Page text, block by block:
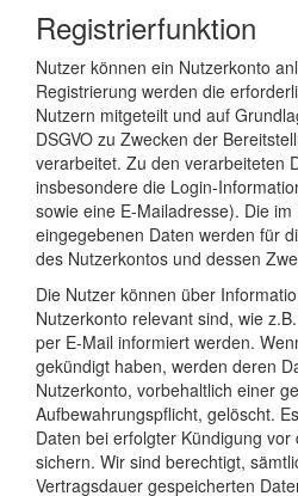
Registrierfunktion
Nutzer können ein Nutzerkonto
Registrierung werden die
Nutzern mitgeteilt und auf
DSGVO zu Zwecken der
verarbeitet. Zu den verarbeiteten
insbesondere die Login-
sowie eine E-Mailadresse). Die
eingegebenen Daten werden für
des Nutzerkontos und dessen
Die Nutzer können über
Nutzerkonto relevant sind, wie
per E-Mail informiert werden.
gekündigt haben, werden deren
Nutzerkonto, vorbehaltlich einer
Aufbewahrungspflicht, gelöscht.
Daten bei erfolgter Kündigung vor
sichern. Wir sind berechtigt,
Vertragsdauer gespeicherten